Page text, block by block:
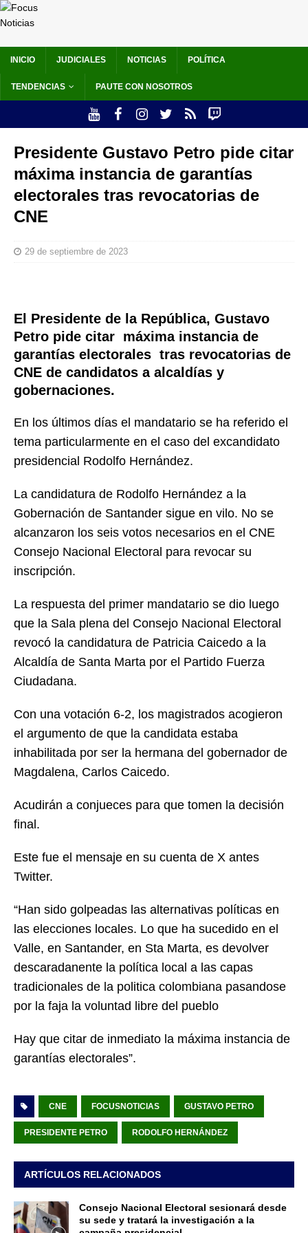
INICIO JUDICIALES NOTICIAS POLÍTICA
TENDENCIAS PAUTE CON NOSOTROS
Presidente Gustavo Petro pide citar
máxima instancia de garantías
electorales tras revocatorias de
CNE
29 de septiembre de 2023
El Presidente de la República, Gustavo
Petro pide citar máxima instancia de
garantías electorales tras revocatorias de
CNE de candidatos a alcaldías y
gobernaciones.
En los últimos días el mandatario se ha referido el
tema particularmente en el caso del excandidato
presidencial Rodolfo Hernández.
La candidatura de Rodolfo Hernández a la
Gobernación de Santander sigue en vilo. No se
alcanzaron los seis votos necesarios en el CNE
Consejo Nacional Electoral para revocar su
inscripción.
La respuesta del primer mandatario se dio luego
que la Sala plena del Consejo Nacional Electoral
revocó la candidatura de Patricia Caicedo a la
Alcaldía de Santa Marta por el Partido Fuerza
Ciudadana.
Con una votación 6-2, los magistrados acogieron
el argumento de que la candidata estaba
inhabilitada por ser la hermana del gobernador de
Magdalena, Carlos Caicedo.
Acudirán a conjueces para que tomen la decisión
final.
Este fue el mensaje en su cuenta de X antes
Twitter.
“Han sido golpeadas las alternativas políticas en
las elecciones locales. Lo que ha sucedido en el
Valle, en Santander, en Sta Marta, es devolver
descaradanente la política local a las capas
tradicionales de la politica colombiana pasandose
por la faja la voluntad libre del pueblo
Hay que citar de inmediato la máxima instancia de
garantías electorales”.
CNE FOCUSNOTICIAS GUSTAVO PETRO
PRESIDENTE PETRO RODOLFO HERNÁNDEZ
ARTÍCULOS RELACIONADOS
Consejo Nacional Electoral sesionará desde
su sede y tratará la investigación a la